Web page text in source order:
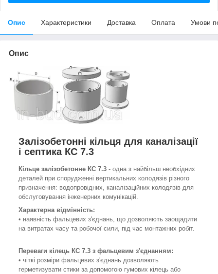
Опис Характеристики Доставка Оплата Умови
Опис
Залізобетонні кільця для каналізації
і септика КС 7.3
Кільце залізобетонне КС 7.3 - одна з найбільш необхідних
деталей при спорудженні вертикальних колодязів різного
призначення: водопровідних, каналізаційних колодязів для
обслуговування інженерних комунікацій.
Характерна відмінність:
• наявність фальцевих з'єднань, що дозволяють заощадити
на витратах часу та робочої сили, під час монтажних робіт.
Переваги кілець КС 7.3 з фальцевим з'єднанням:
• чіткі розміри фальцевих з'єднань дозволяють
герметизувати стики за допомогою гумових кілець або